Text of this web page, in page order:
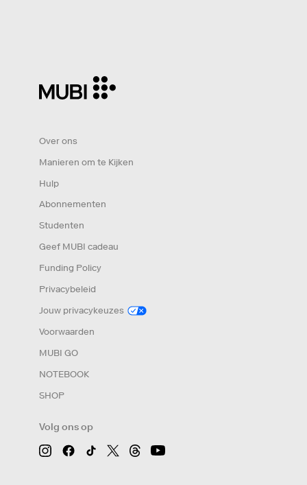
Volg ons op
Over ons
Manieren om te Kijken
Hulp
Abonnementen
Studenten
Geef MUBI cadeau
Funding Policy
Privacybeleid
Jouw privacykeuzes
Voorwaarden
MUBI GO
NOTEBOOK
SHOP